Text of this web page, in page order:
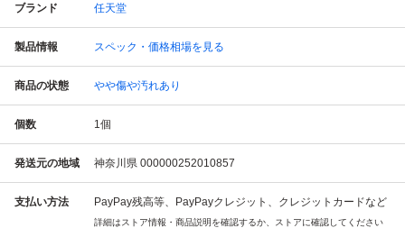
ブランド 任天堂
製品情報 スペック・価格相場を見る
商品の状態 やや傷や汚れあり
個数 1個
発送元の地域 神奈川県 000000252010857
支払い方法 PayPay残高等、PayPayクレジット、クレジットカードなど
詳細はストア情報・商品説明を確認するか、ストアに確認してください